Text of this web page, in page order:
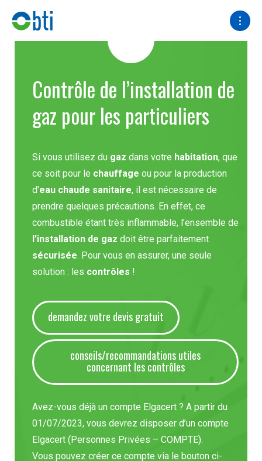
Contrôle de l’installation de
gaz pour les particuliers
Si vous utilisez du gaz dans votre habitation, que
ce soit pour le chauffage ou pour la production
d’eau chaude sanitaire, il est nécessaire de
prendre quelques précautions. En effet, ce
combustible étant très inflammable, l’ensemble de
l’installation de gaz doit être parfaitement
sécurisée. Pour vous en assurer, une seule
solution : les contrôles !
demandez votre devis gratuit
conseils/recommandations utiles
concernant les contrôles
Avez-vous déjà un compte Elgacert ? A partir du
01/07/2023, vous devrez disposer d’un compte
Elgacert (Personnes Privées – COMPTE).
Vous pouvez créer ce compte via le bouton ci-